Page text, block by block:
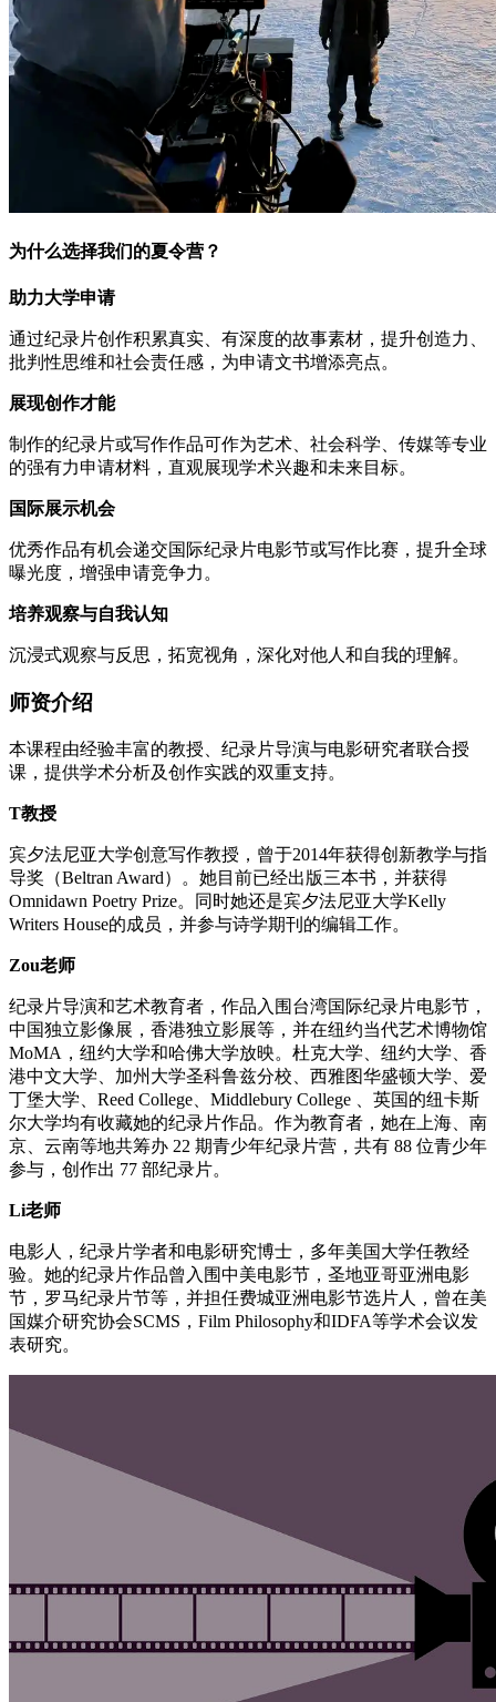
为什么选择我们的夏令营？
助力大学申请
通过纪录片创作积累真实、有深度的故事素材，提升创造力、
批判性思维和社会责任感，为申请文书增添亮点。
展现创作才能
制作的纪录片或写作作品可作为艺术、社会科学、传媒等专业
的强有力申请材料，直观展现学术兴趣和未来目标。
国际展示机会
优秀作品有机会递交国际纪录片电影节或写作比赛，提升全球
曝光度，增强申请竞争力。
培养观察与自我认知
沉浸式观察与反思，拓宽视角，深化对他人和自我的理解。
师资介绍
本课程由经验丰富的教授、纪录片导演与电影研究者联合授
课，提供学术分析及创作实践的双重支持。
T教授
宾夕法尼亚大学创意写作教授，曾于2014年获得创新教学与指
导奖（Beltran Award）。她目前已经出版三本书，并获得
Omnidawn Poetry Prize。同时她还是宾夕法尼亚大学Kelly
Writers House的成员，并参与诗学期刊的编辑工作。
Zou老师
纪录片导演和艺术教育者，作品入围台湾国际纪录片电影节，
中国独立影像展，香港独立影展等，并在纽约当代艺术博物馆
MoMA，纽约大学和哈佛大学放映。杜克大学、纽约大学、香
港中文大学、加州大学圣科鲁兹分校、西雅图华盛顿大学、爱
丁堡大学、Reed College、Middlebury College 、英国的纽卡斯
尔大学均有收藏她的纪录片作品。作为教育者，她在上海、南
京、云南等地共筹办 22 期青少年纪录片营，共有 88 位青少年
参与，创作出 77 部纪录片。
Li老师
电影人，纪录片学者和电影研究博士，多年美国大学任教经
验。她的纪录片作品曾入围中美电影节，圣地亚哥亚洲电影
节，罗马纪录片节等，并担任费城亚洲电影节选片人，曾在美
国媒介研究协会SCMS，Film Philosophy和IDFA等学术会议发
表研究。